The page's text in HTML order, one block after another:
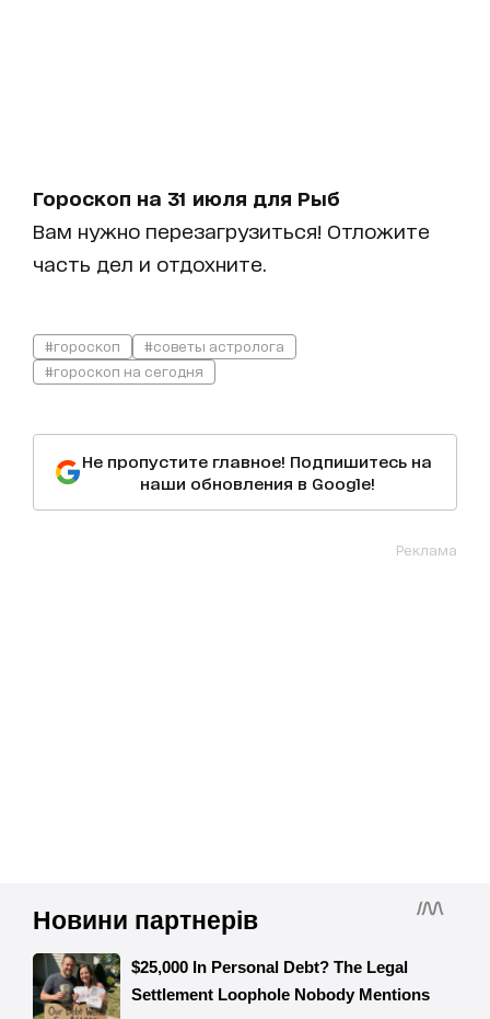
Гороскоп на 31 июля для Рыб
Вам нужно перезагрузиться! Отложите
часть дел и отдохните.
#гороскоп
#советы астролога
#гороскоп на сегодня
Не пропустите главное! Подпишитесь на
наши обновления в Google!
Реклама